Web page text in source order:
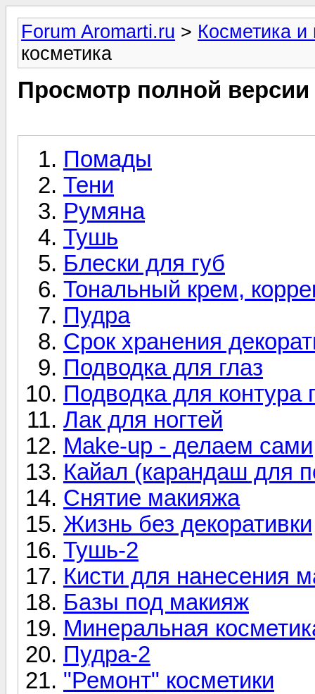
Forum Aromarti.ru > Косметика
косметика
Просмотр полной
Помады
Тени
Румяна
Тушь
Блески для губ
Тональный крем,
Пудра
Срок хранения
Подводка для глаз
Подводка для контура
Лак для ногтей
Make-up - делаем
Кайал (карандаш для
Снятие макияжа
Жизнь без декоративки
Тушь-2
Кисти для нанесения
Базы под макияж
Минеральная
Пудра-2
"Ремонт" косметики